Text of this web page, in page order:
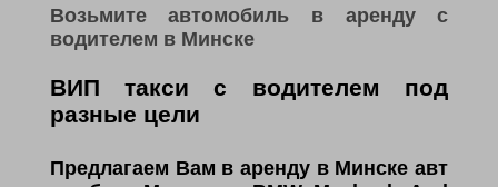
Возьмите автомобиль в аренду с
водителем в Минске
ВИП такси с водителем под
разные цели
Предлагаем Вам в аренду в Минске авт